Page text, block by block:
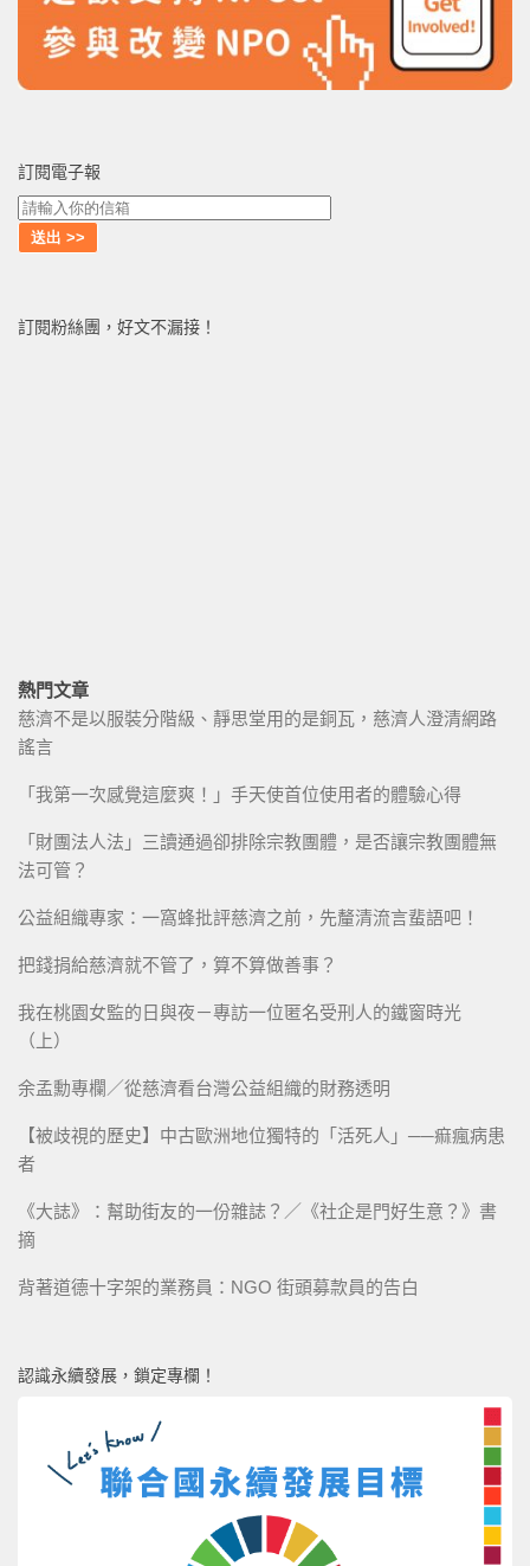
訂閱電子報
訂閱粉絲團，好文不漏接！
熱門文章
慈濟不是以服裝分階級、靜思堂用的是銅瓦，慈濟人澄清網路
謠言
「我第一次感覺這麼爽！」手天使首位使用者的體驗心得
「財團法人法」三讀通過卻排除宗教團體，是否讓宗教團體無
法可管？
公益組織專家：一窩蜂批評慈濟之前，先釐清流言蜚語吧！
把錢捐給慈濟就不管了，算不算做善事？
我在桃園女監的日與夜－專訪一位匿名受刑人的鐵窗時光
（上）
余孟勳專欄／從慈濟看台灣公益組織的財務透明
【被歧視的歷史】中古歐洲地位獨特的「活死人」──痲瘋病患
者
《大誌》：幫助街友的一份雜誌？／《社企是門好生意？》書
摘
背著道德十字架的業務員：NGO 街頭募款員的告白
認識永續發展，鎖定專欄！